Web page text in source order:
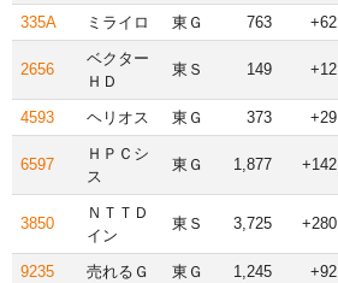
335A ミライロ 東Ｇ 763 +62
2656
ベクター
ＨＤ
東Ｓ 149 +12
4593 ヘリオス 東Ｇ 373 +29
6597
ＨＰＣシ
ス
東Ｇ 1,877 +142
3850
ＮＴＴＤ
イン
東Ｓ 3,725 +280
9235 売れるＧ 東Ｇ 1,245 +92